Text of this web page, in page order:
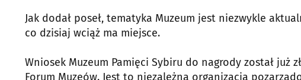
Jak dodał poseł, tematyka Muzeum jest niezwykle
co dzisiaj wciąż ma miejsce.
Wniosek Muzeum Pamięci Sybiru do nagrody został już
Forum Muzeów. Jest to niezależna organizacja